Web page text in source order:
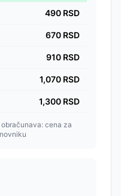
490 RSD
670 RSD
910 RSD
1,070 RSD
1,300 RSD
cena za